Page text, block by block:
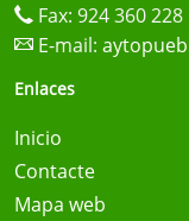
Fax: 924 360 228
E-mail:
Enlaces
Inicio
Contacte
Mapa web